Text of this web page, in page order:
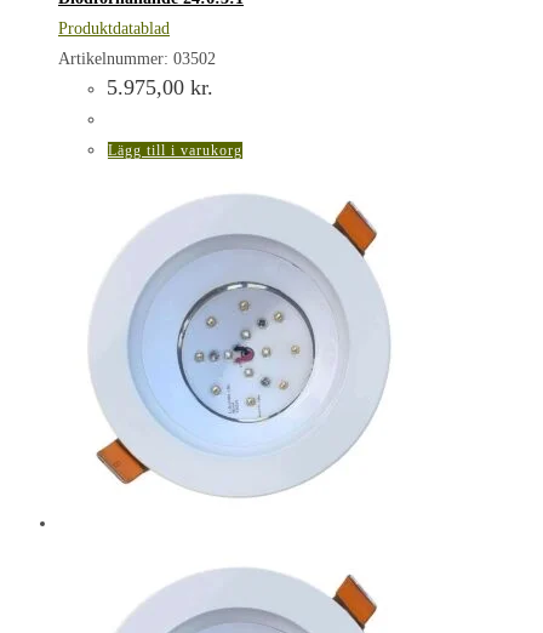
Produktdatablad
Artikelnummer: 03502
5.975,00 kr.
Lägg till i varukorg